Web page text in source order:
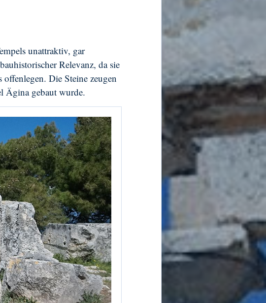
unattraktiv, gar
Relevanz, da sie
Die Steine zeugen
Ägina gebaut wurde.